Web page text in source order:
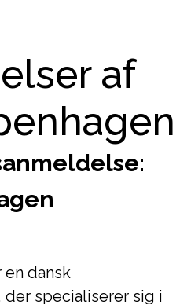
af
en dansk
specialiserer sig i